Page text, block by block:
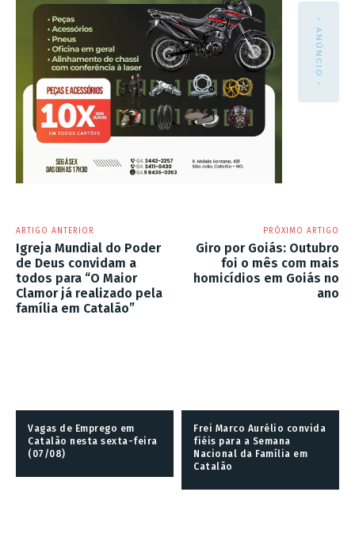
- ANÚNCIO -
ARTIGO ANTERIOR
Igreja Mundial do Poder
de Deus convidam a
todos para “O Maior
Clamor já realizado pela
família em Catalão”
PRÓXIMO ARTIGO
Giro por Goiás: Outubro
foi o mês com mais
homicídios em Goiás no
ano
Vagas de Emprego em
Catalão nesta sexta-feira
(07/08)
Frei Marco Aurélio convida
fiéis para a Semana
Nacional da Família em
Catalão